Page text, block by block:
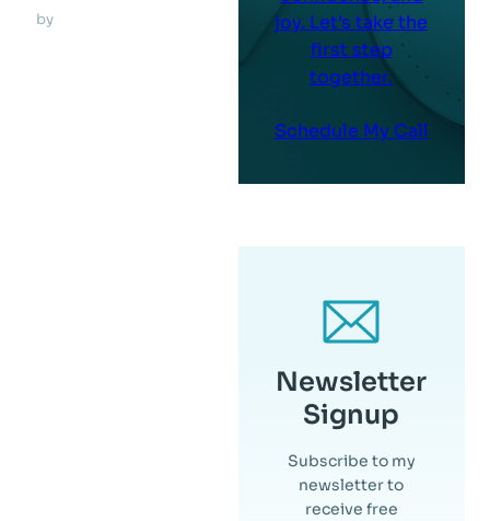
by
joy. Let’s take the
first step
together.
Schedule My Call
Newsletter
Signup
Subscribe to my
newsletter to
receive free